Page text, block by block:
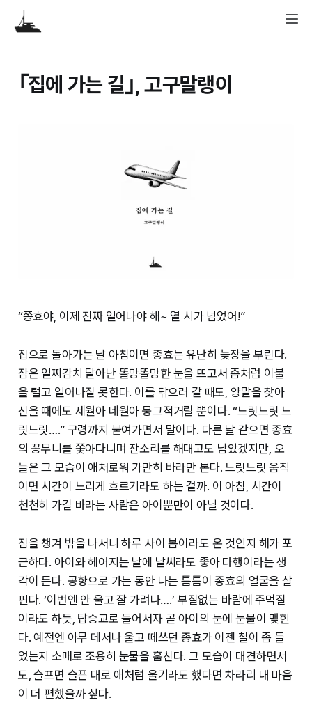
｢집에 가는 길｣, 고구말랭이
“쫑효야, 이제 진짜 일어나야 해~ 열 시가 넘었어!”
집으로 돌아가는 날 아침이면 종효는 유난히 늦장을 부린다.
잠은 일찌감치 달아난 똘망똘망한 눈을 뜨고서 좀처럼 이불
을 털고 일어나질 못한다. 이를 닦으러 갈 때도, 양말을 찾아
신을 때에도 세월아 네월아 뭉그적거릴 뿐이다. “느릿느릿 느
릿느릿….” 구령까지 붙여가면서 말이다. 다른 날 같으면 종효
의 꽁무니를 쫓아다니며 잔소리를 해대고도 남았겠지만, 오
늘은 그 모습이 애처로워 가만히 바라만 본다. 느릿느릿 움직
이면 시간이 느리게 흐르기라도 하는 걸까. 이 아침, 시간이
천천히 가길 바라는 사람은 아이뿐만이 아닐 것이다.
짐을 챙겨 밖을 나서니 하루 사이 봄이라도 온 것인지 해가 포
근하다. 아이와 헤어지는 날에 날씨라도 좋아 다행이라는 생
각이 든다. 공항으로 가는 동안 나는 틈틈이 종효의 얼굴을 살
핀다. ‘이번엔 안 울고 잘 가려나….’ 부질없는 바람에 주먹질
이라도 하듯, 탑승교로 들어서자 곧 아이의 눈에 눈물이 맺힌
다. 예전엔 아무 데서나 울고 떼쓰던 종효가 이젠 철이 좀 들
었는지 소매로 조용히 눈물을 훔친다. 그 모습이 대견하면서
도, 슬프면 슬픈 대로 애처럼 울기라도 했다면 차라리 내 마음
이 더 편했을까 싶다.